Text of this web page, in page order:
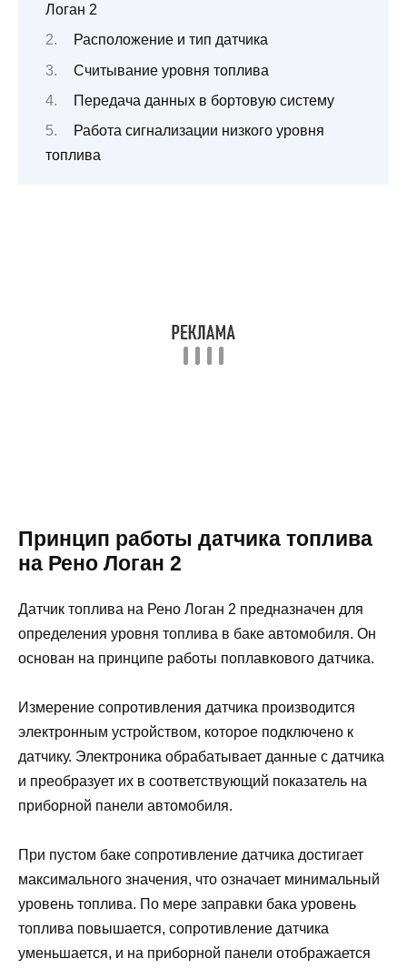
Логан 2
Расположение и тип датчика
Считывание уровня топлива
Передача данных в бортовую систему
Работа сигнализации низкого уровня
топлива
Принцип работы датчика топлива
на Рено Логан 2
Датчик топлива на Рено Логан 2 предназначен для
определения уровня топлива в баке автомобиля. Он
основан на принципе работы поплавкового датчика.
Измерение сопротивления датчика производится
электронным устройством, которое подключено к
датчику. Электроника обрабатывает данные с датчика
и преобразует их в соответствующий показатель на
приборной панели автомобиля.
При пустом баке сопротивление датчика достигает
максимального значения, что означает минимальный
уровень топлива. По мере заправки бака уровень
топлива повышается, сопротивление датчика
уменьшается, и на приборной панели отображается